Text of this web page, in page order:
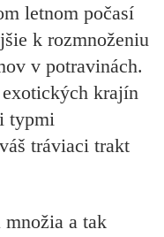
letnom počasí
k rozmnoženiu
v potravinách.
krajín
typmi
tráviaci trakt
a tak